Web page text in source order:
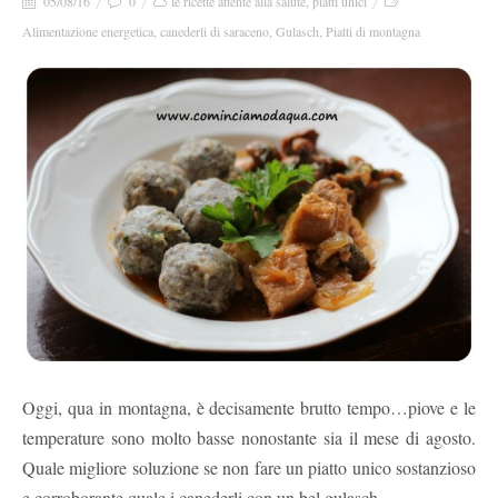
Alimentazione energetica canederli di saraceno Gulasch Piatti di montagna
Oggi, qua in montagna, è decisamente brutto tempo…piove e le
temperature sono molto basse nonostante sia il mese di agosto.
Quale migliore soluzione se non fare un piatto unico sostanzioso